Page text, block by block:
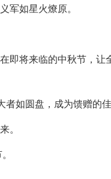
军如星火燎原。
将来临的中秋节，让
如圆盘，成为馈赠的佳
。